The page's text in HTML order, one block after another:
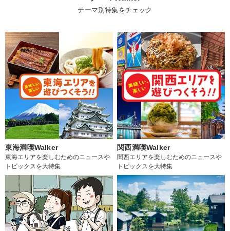
テーマ別特集をチェック
東海満喫Walker
東海エリアを楽しむためのニュースや
トピックスを大特集
関西満喫Walker
関西エリアを楽しむためのニュースや
トピックスを大特集